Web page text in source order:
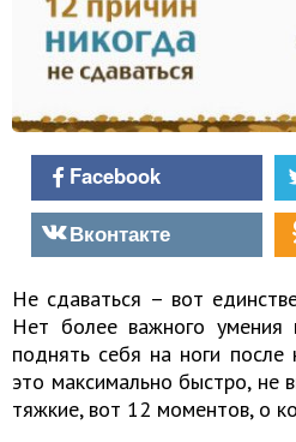
Facebook
Вконтакте
Не сдаваться – вот
Нет более важного умения
поднять себя на ноги
это максимально быстро, не
тяжкие, вот 12 моментов, о